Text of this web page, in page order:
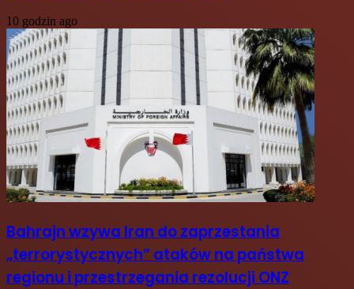
10 godzin ago
Bahrajn wzywa Iran do zaprzestania
„terrorystycznych” ataków na państwa
regionu i przestrzegania rezolucji ONZ